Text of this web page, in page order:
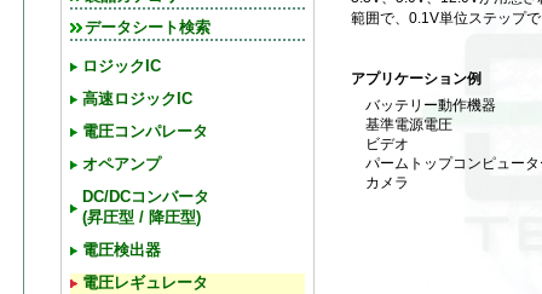
データシート検索
ロジックIC
高速ロジックIC
電圧コンパレータ
オペアンプ
DC/DCコンバータ
(昇圧型 / 降圧型)
電圧検出器
電圧レギュレータ
範囲で、0.1V単位ステップ
アプリケーション例
バッテリー動作機器
基準電源電圧
ビデオ
パームトップコンピュータ
カメラ